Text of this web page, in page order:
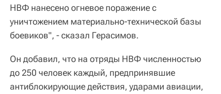
НВФ нанесено огневое поражение с
уничтожением материально-технической базы
боевиков", - сказал Герасимов.
Он добавил, что на отряды НВФ численностью
до 250 человек каждый, предпринявшие
антиблокирующие действия, ударами авиации,